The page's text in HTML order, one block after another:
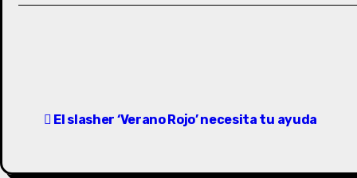
El slasher ‘Verano Rojo’ necesita tu ayuda